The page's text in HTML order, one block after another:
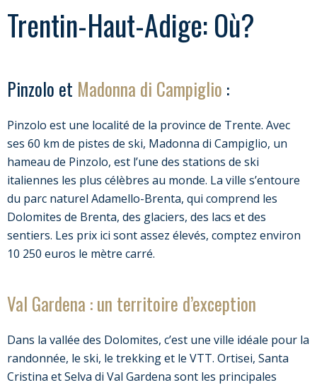
Trentin-Haut-Adige: Où?
Pinzolo et Madonna di Campiglio :
Pinzolo est une localité de la province de Trente. Avec
ses 60 km de pistes de ski, Madonna di Campiglio, un
hameau de Pinzolo, est l’une des stations de ski
italiennes les plus célèbres au monde. La ville s’entoure
du parc naturel Adamello-Brenta, qui comprend les
Dolomites de Brenta, des glaciers, des lacs et des
sentiers. Les prix ici sont assez élevés, comptez environ
10 250 euros le mètre carré.
Val Gardena : un territoire d’exception
Dans la vallée des Dolomites, c’est une ville idéale pour la
randonnée, le ski, le trekking et le VTT. Ortisei, Santa
Cristina et Selva di Val Gardena sont les principales